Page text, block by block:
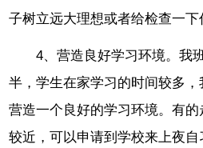
子树立远大理想或者给检查一下
4、营造良好学习环境。我
半，学生在家学习的时间较多
营造一个良好的学习环境。有
较近，可以申请到学校来上夜